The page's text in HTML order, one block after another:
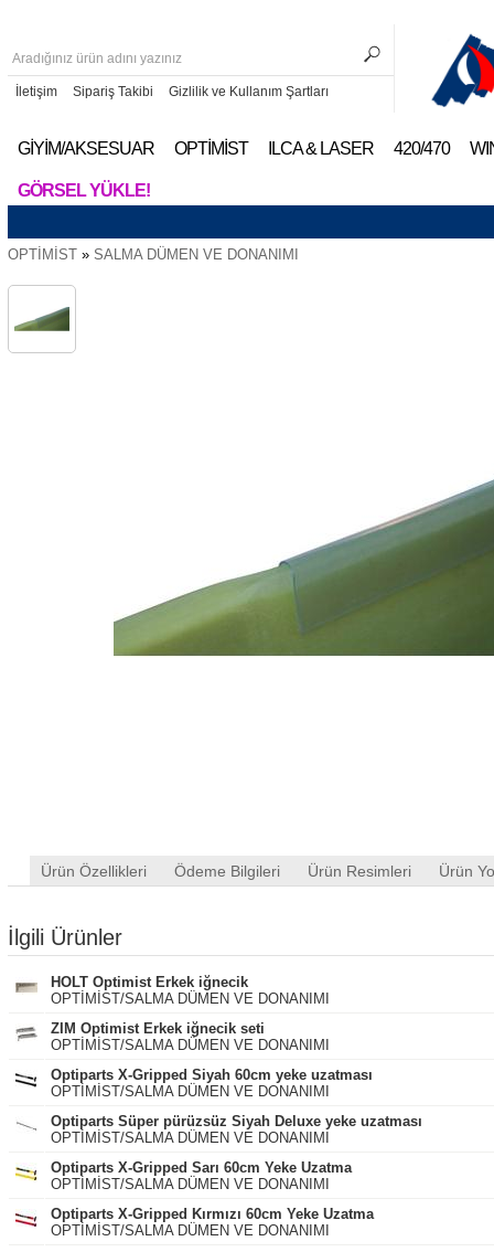
İletişim Sipariş Takibi Gizlilik ve Kullanım Şartları
GİYİM/AKSESUAR OPTİMİST ILCA & LASER 420/470
GÖRSEL YÜKLE!
OPTİMİST » SALMA DÜMEN VE DONANIMI
Ürün Özellikleri Ödeme Bilgileri Ürün Resimleri Ürün
İlgili Ürünler
HOLT Optimist Erkek iğnecik
OPTİMİST/SALMA DÜMEN VE DONANIMI
ZIM Optimist Erkek iğnecik seti
OPTİMİST/SALMA DÜMEN VE DONANIMI
Optiparts X-Gripped Siyah 60cm yeke uzatması
OPTİMİST/SALMA DÜMEN VE DONANIMI
Optiparts Süper pürüzsüz Siyah Deluxe yeke uzatması
OPTİMİST/SALMA DÜMEN VE DONANIMI
Optiparts X-Gripped Sarı 60cm Yeke Uzatma
OPTİMİST/SALMA DÜMEN VE DONANIMI
Optiparts X-Gripped Kırmızı 60cm Yeke Uzatma
OPTİMİST/SALMA DÜMEN VE DONANIMI